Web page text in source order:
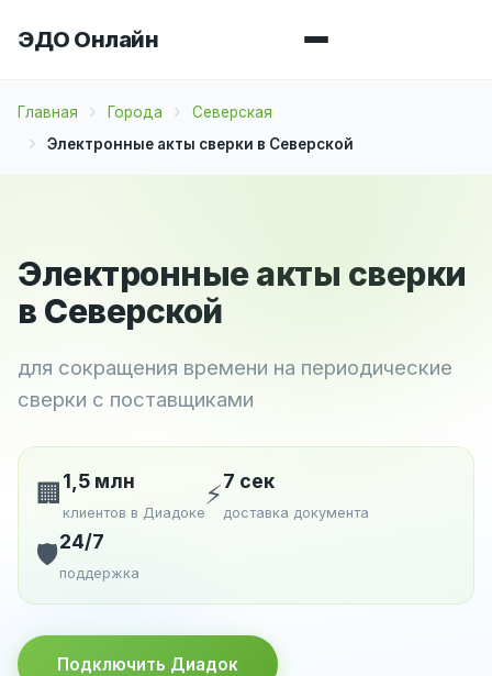
ЭДО Онлайн
Главная Города
Северская
Электронные акты сверки в Северской
Электронные акты сверки
в Северской
для сокращения времени на периодические
сверки с поставщиками
🏢 1,5 млн
клиентов в Диадоке
⚡7 сек
доставка документа
🛡️24/7
поддержка
Подключить Диадок